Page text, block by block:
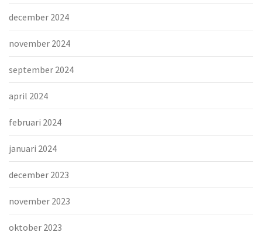
december 2024
november 2024
september 2024
april 2024
februari 2024
januari 2024
december 2023
november 2023
oktober 2023